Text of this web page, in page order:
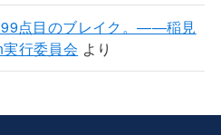
99点目のブレイク。——稲見
行委員会 より